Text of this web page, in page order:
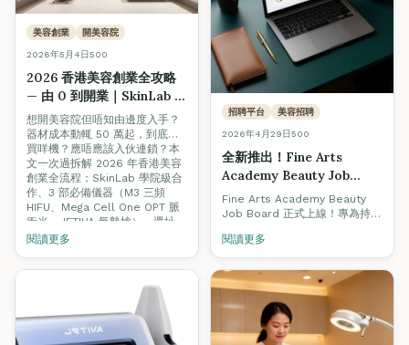
美容創業 開美容院
2026年5月4日500
2026 香港美容創業全攻略
— 由 0 到開業｜SkinLab 器
材合作、3 部必備機、選址
（附 5 月 18 日 Open Day
報名）
想開美容院但唔知由邊度入手？
器材成本動輒 50 萬起，到底要
買咩機？應唔應該入伙連鎖？本
文一次過拆解 2026 年香港美容
創業全流程：SkinLab 學院級合
作、3 部必備儀器（M3 三頻
HIFU、Mega Cell One OPT 脈
衝光、JETIVA 氣墊槍）、選址、
客源建立。5/18 Open Day 報名
閱讀更多
招聘平台 美容招聘
2026年4月29日500
全新推出！Fine Arts
Academy Beauty Job
Board 正式上線 — 2026 香
港美容招聘指南 + 求職必備
資格全攻略
Fine Arts Academy Beauty
Job Board 正式上線！專為持有
優質僱主而設。本文同步附上
2026 香港美容招聘熱門關鍵
字、入職資格、薪酬範圍與職涯
升級全攻略。
閱讀更多